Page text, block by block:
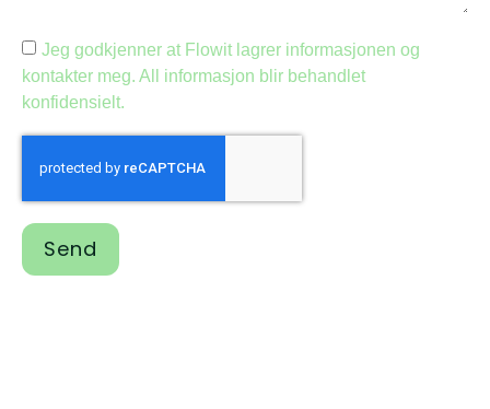
Jeg godkjenner at Flowit lagrer informasjonen og
kontakter meg. All informasjon blir behandlet
konfidensielt.
Send